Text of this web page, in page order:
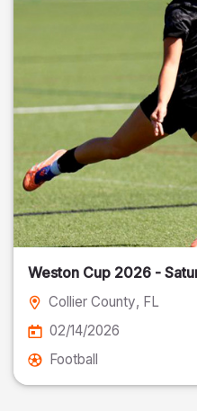
Weston Cup 2026 -
Collier County, FL
02/14/2026
Football